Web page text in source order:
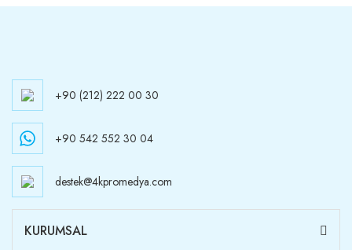
+90 (212) 222 00 30
+90 542 552 30 04
destek@4kpromedya.com
KURUMSAL